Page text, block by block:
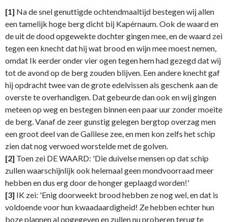
[1] Na de snel genuttigde ochtendmaaltijd bestegen wij allen
een tamelijk hoge berg dicht bij Kapérnaum. Ook de waard en
de uit de dood opgewekte dochter gingen mee, en de waard zei
tegen een knecht dat hij wat brood en wijn mee moest nemen,
omdat Ik eerder onder vier ogen tegen hem had gezegd dat wij
tot de avond op de berg zouden blijven. Een andere knecht gaf
hij opdracht twee van de grote edelvissen als geschenk aan de
overste te overhandigen. Dat gebeurde dan ook en wij gingen
meteen op weg en bestegen binnen een paar uur zonder moeite
de berg. Vanaf de zeer gunstig gelegen bergtop overzag men
een groot deel van de Galilese zee, en men kon zelfs het schip
zien dat nog verwoed worstelde met de golven.
[2] Toen zei DE WAARD: 'Die duivelse mensen op dat schip
zullen waarschijnlijk ook helemaal geen mondvoorraad meer
hebben en dus erg door de honger geplaagd worden!'
[3] IK zei: 'Enig doorweekt brood hebben ze nog wel, en dat is
voldoende voor hun kwaadaardigheid! Ze hebben echter hun
boze plannen al opgegeven en zullen nu proberen terug te